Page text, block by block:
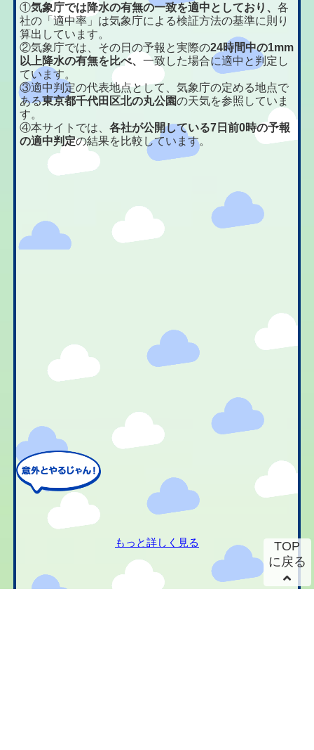
①気象庁では降水の有無の一致を適中としており、各
社の「適中率」は気象庁による検証方法の基準に則り
算出しています。
②気象庁では、その日の予報と実際の24時間中の1mm
以上降水の有無を比べ、一致した場合に適中と判定し
ています。
③適中判定の代表地点として、気象庁の定める地点で
ある東京都千代田区北の丸公園の天気を参照していま
す。
④本サイトでは、各社が公開している7日前0時の予報
の適中判定の結果を比較しています。
もっと詳しく見る
TOP
に戻る